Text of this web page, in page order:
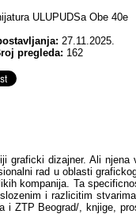
ULUPUDSa Obe 40e
27.11.2025.
pregleda: 162
graficki dizajner. Ali
rad u oblasti
kompanija. Ta
i razlicitim
i ZTP Beograd/, knjige,